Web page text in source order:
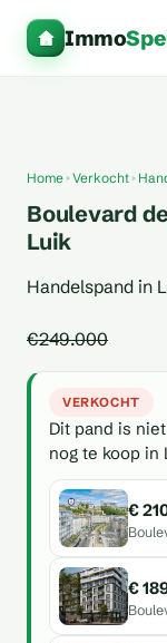
Immo
Home Verkocht
Boulevard
Luik
Handelspand in
€249.000
VERKOCHT
Dit pand is
nog te koop in
€
€